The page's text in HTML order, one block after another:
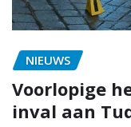
NIEUWS
Voorlopige
inval aan